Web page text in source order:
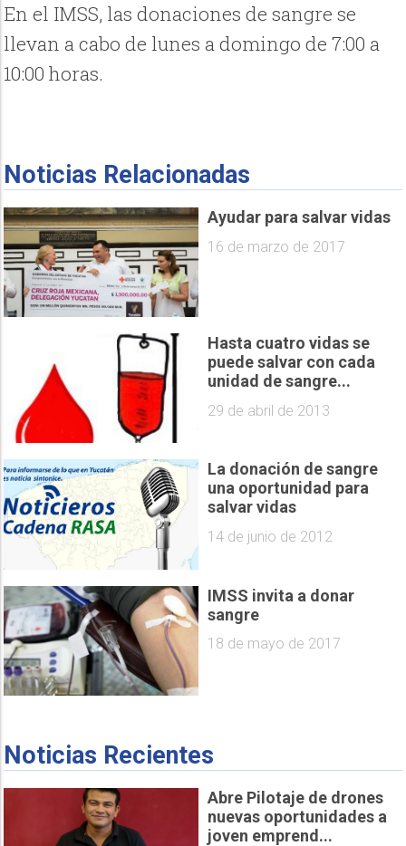
En el IMSS, las donaciones de sangre se
llevan a cabo de lunes a domingo de 7:00 a
10:00 horas.
Noticias Relacionadas
Ayudar para salvar vidas
16 de marzo de 2017
Hasta cuatro vidas se
puede salvar con cada
unidad de sangre...
29 de abril de 2013
La donación de sangre
una oportunidad para
salvar vidas
14 de junio de 2012
IMSS invita a donar
sangre
18 de mayo de 2017
Noticias Recientes
Abre Pilotaje de drones
nuevas oportunidades a
joven emprend...